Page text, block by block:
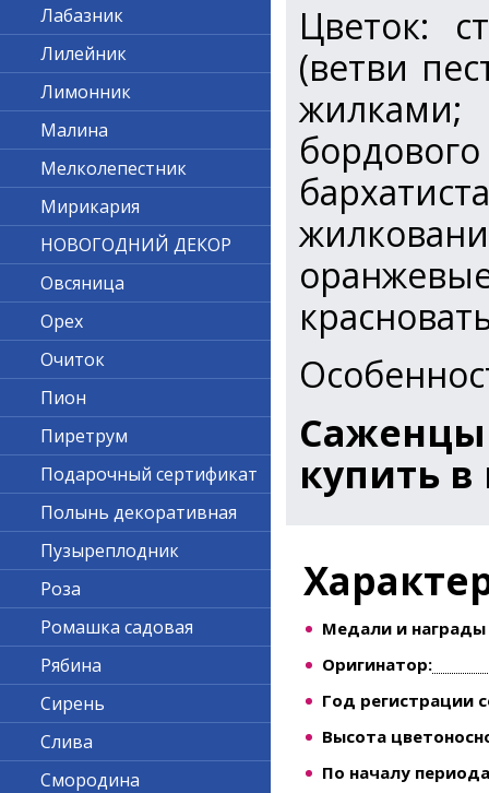
Цветок:
(ветви
жилками;
купить
Медали и награды
Оригинатор:
Год регистрации
Высота
По началу
Лабазник
Лилейник
Лимонник
Малина
Мелколепестник
Мирикария
НОВОГОДНИЙ ДЕКОР
Овсяница
Орех
Очиток
Пион
Пиретрум
Подарочный сертификат
Полынь декоративная
Пузыреплодник
Роза
Ромашка садовая
Рябина
Сирень
Слива
Смородина